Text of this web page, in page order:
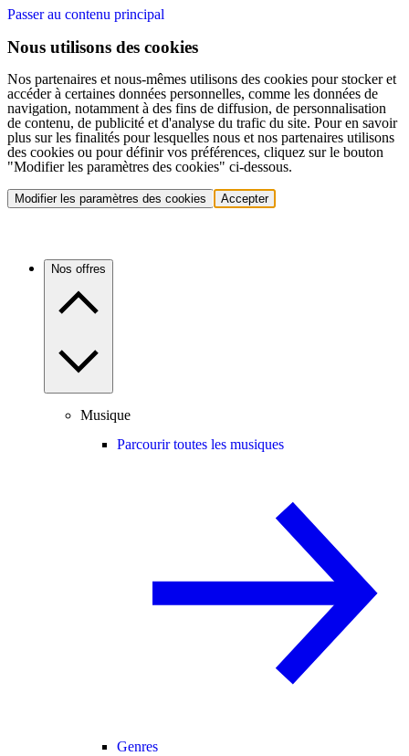
Passer au contenu principal
Nous utilisons des cookies
Nos partenaires et nous-mêmes utilisons des cookies pour stocker et
accéder à certaines données personnelles, comme les données de
navigation, notamment à des fins de diffusion, de personnalisation
de contenu, de publicité et d'analyse du trafic du site. Pour en savoir
plus sur les finalités pour lesquelles nous et nos partenaires utilisons
des cookies ou pour définir vos préférences, cliquez sur le bouton
"Modifier les paramètres des cookies" ci-dessous.
Modifier les paramètres des cookies Accepter
Nos offres
Musique
Parcourir toutes les musiques
Genres